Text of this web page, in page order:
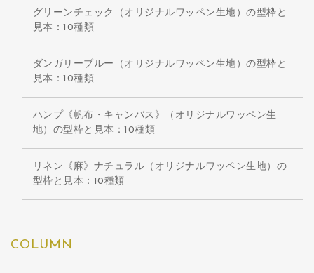
グリーンチェック（オリジナルワッペン生地）の型枠と
見本：10種類
ダンガリーブルー（オリジナルワッペン生地）の型枠と
見本：10種類
ハンプ《帆布・キャンバス》（オリジナルワッペン生
地）の型枠と見本：10種類
リネン《麻》ナチュラル（オリジナルワッペン生地）の
型枠と見本：10種類
COLUMN